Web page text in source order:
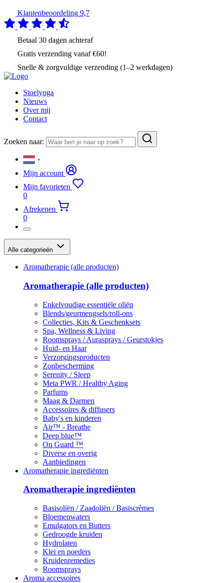
Klantenbeoordeling 9,7
Betaal 30 dagen achteraf
Gratis verzending vanaf €60!
Snelle & zorgvuldige verzending (1–2 werkdagen)
Stoelyoga
Nieuws
Over mij
Contact
Zoeken naar:
▼
Mijn account
Mijn favorieten
0
Afrekenen
0
Alle categorieën
Aromatherapie (alle producten)
Aromatherapie (alle producten)
Enkelvoudige essentiële oliën
Blends/geurmengsels/roll-ons
Collecties, Kits & Geschenksets
Spa, Wellness & Living
Roomsprays / Aurasprays / Geurstokjes
Huid- en Haar
Verzorgingsproducten
Zonbescherming
Serenity / Sleep
Meta PWR / Healthy Aging
Parfums
Maag & Darmen
Accessoires & diffusers
Baby's en kinderen
Air™ - Breathe
Deep blue™
On Guard ™
Diverse en overig
Aanbiedingen
Aromatherapie ingrediënten
Aromatherapie ingrediënten
Basisoliën / Zaadoliën / Basiscrèmes
Bloemenwaters
Emulgators en Butters
Gedroogde kruiden
Hydrolaten
Klei en poeders
Kruidenremedies
Roomsprays
Aroma accessoires